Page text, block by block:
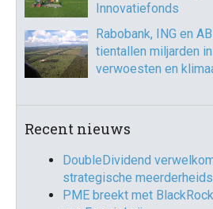
Innovatiefonds
Rabobank, ING en
tientallen miljarden
verwoesten en
Recent nieuws
DoubleDividend
strategische
PME breekt met